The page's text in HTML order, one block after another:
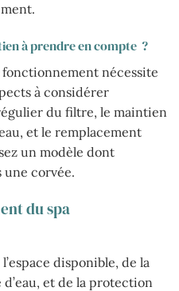
à prendre en compte ?
nécessite
à considérer
du filtre, le maintien
et le remplacement
un modèle dont
une corvée.
du spa
disponible, de la
et de la protection